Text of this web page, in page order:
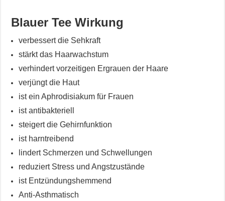
Blauer Tee Wirkung
verbessert die Sehkraft
stärkt das Haarwachstum
verhindert vorzeitigen Ergrauen der Haare
verjüngt die Haut
ist ein Aphrodisiakum für Frauen
ist antibakteriell
steigert die Gehirnfunktion
ist harntreibend
lindert Schmerzen und Schwellungen
reduziert Stress und Angstzustände
ist Entzündungshemmend
Anti-Asthmatisch